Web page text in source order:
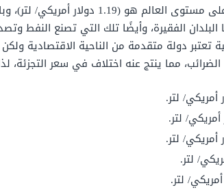
هو (1.19 دولار أمريكي/ لتر)،
البلدان الفقيرة، وأيضًا تلك التي تصنع النفط
تعتبر دولة متقدمة من الناحية الاقتصادية
مما ينتج عنه اختلاف في سعر التجزئة،
أمريكي/ لتر.
لتر.